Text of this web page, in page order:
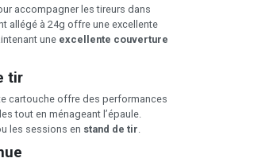
accompagner les tireurs dans
allégé à 24g offre une excellente
une excellente couverture
tir
cartouche offre des performances
tout en ménageant l’épaule.
les sessions en stand de tir